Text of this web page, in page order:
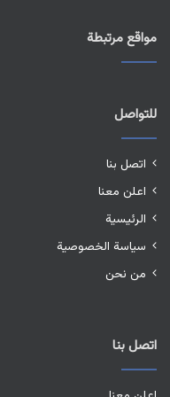
مواقع مرتبطة
للتواصل
اتصل بنا
اعلن معنا
الرئيسية
سياسة الخصوصية
من نحن
اتصل بنا